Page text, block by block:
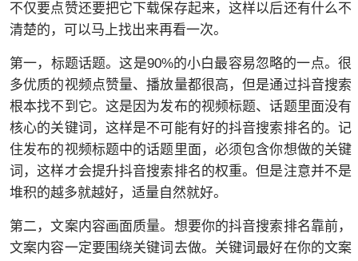
不仅要点赞还要把它下载保存起来，这样以后还有什么不
清楚的，可以马上找出来再看一次。
第一，标题话题。这是90%的小白最容易忽略的一点。很
多优质的视频点赞量、播放量都很高，但是通过抖音搜索
根本找不到它。这是因为发布的视频标题、话题里面没有
核心的关键词，这样是不可能有好的抖音搜索排名的。记
住发布的视频标题中的话题里面，必须包含你想做的关键
词，这样才会提升抖音搜索排名的权重。但是注意并不是
堆积的越多就越好，适量自然就好。
第二，文案内容画面质量。想要你的抖音搜索排名靠前，
文案内容一定要围绕关键词去做。关键词最好在你的文案